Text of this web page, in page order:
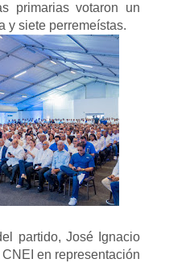
primarias votaron un
y siete perremeístas.
partido, José Ignacio
en representación